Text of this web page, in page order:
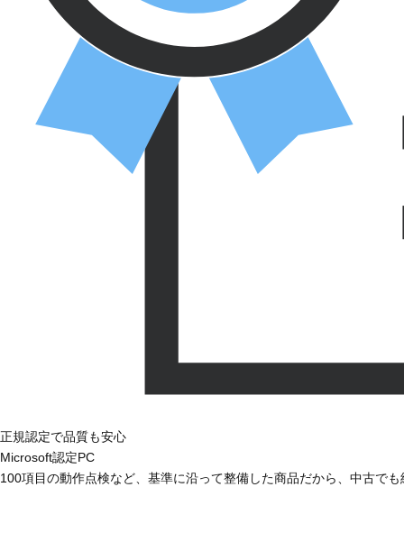
正規認定で品質も安心
Microsoft認定PC
100項目の動作点検など、基準に沿って整備した商品だから、中古で